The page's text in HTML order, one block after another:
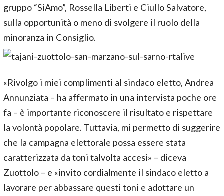
gruppo “SiAmo”, Rossella Liberti e Ciullo Salvatore,
sulla opportunità o meno di svolgere il ruolo della
minoranza in Consiglio.
«Rivolgo i miei complimenti al sindaco eletto, Andrea
Annunziata – ha affermato in una intervista poche ore
fa – è importante riconoscere il risultato e rispettare
la volontà popolare. Tuttavia, mi permetto di suggerire
che la campagna elettorale possa essere stata
caratterizzata da toni talvolta accesi» – diceva
Zuottolo – e «invito cordialmente il sindaco eletto a
lavorare per abbassare questi toni e adottare un